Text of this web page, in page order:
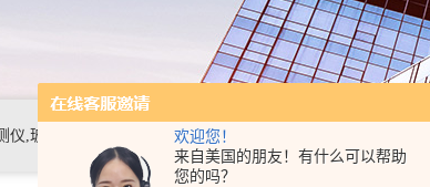
欢迎您！
来自美国的朋友！有什么可以帮助
您的吗？
料检测仪，高温物性仪，研磨机，制样机，实验电炉等